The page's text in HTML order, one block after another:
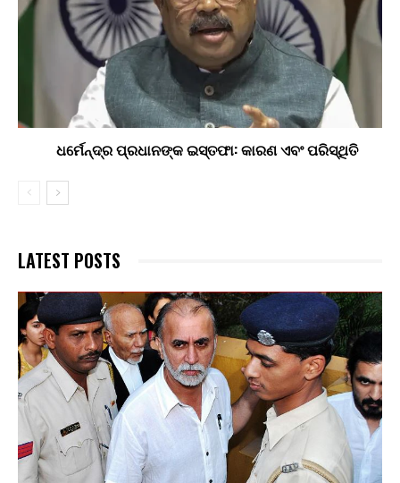
ଧର୍ମେନ୍ଦ୍ର ପ୍ରଧାନଙ୍କ ଇସ୍ତଫା: କାରଣ ଏବଂ ପରିସ୍ଥିତି
LATEST POSTS